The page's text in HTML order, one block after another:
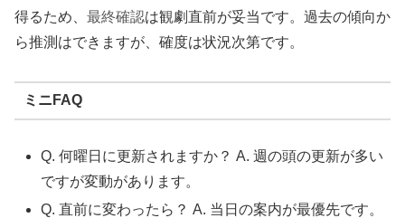
得るため、 最終確認は観劇直前が妥当です。過去の傾向か
ら推測はできますが、確度は状況次第です。
ミニFAQ
Q. 何曜日に更新されますか？ A. 週の頭の更新が多い
ですが変動があります。
Q. 直前に変わったら？ A. 当日の案内が最優先です。